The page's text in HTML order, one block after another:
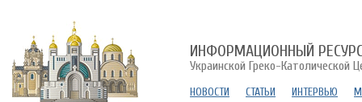
ИНФОРМАЦИОННЫЙ
Украинской Греко-Католической
НОВОСТИ СТАТЬИ ИНТЕРВЬЮ